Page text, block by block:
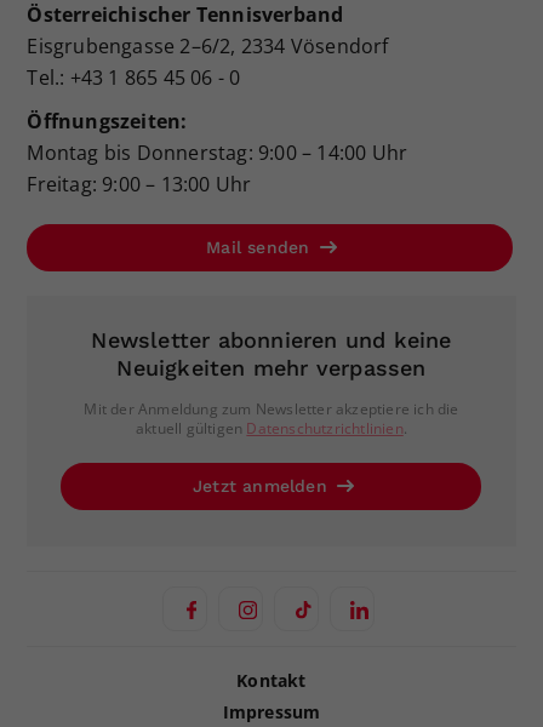
Österreichischer Tennisverband
Eisgrubengasse 2–6/2, 2334 Vösendorf
Tel.: +43 1 865 45 06 - 0
Öffnungszeiten:
Montag bis Donnerstag: 9:00 – 14:00 Uhr
Freitag: 9:00 – 13:00 Uhr
Mail senden
Newsletter abonnieren und keine
Neuigkeiten mehr verpassen
Mit der Anmeldung zum Newsletter akzeptiere ich die
aktuell gültigen Datenschutzrichtlinien.
Jetzt anmelden
Kontakt
Impressum